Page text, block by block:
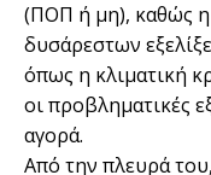
(ΠΟΠ ή μη), καθώς η
δυσάρεστων
όπως η κλιματική
οι προβληματικές
αγορά.
Από την πλευρά